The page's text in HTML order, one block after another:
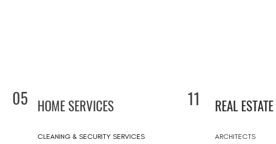
05 HOME SERVICES
CLEANING & SECURITY SERVICES
11 REAL ESTATE
ARCHITECTS